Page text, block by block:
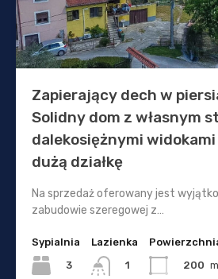
Zapierający dech w
Solidny dom z własnym
dalekosiężnymi
dużą działkę
Na sprzedaż oferowany jest
zabudowie szeregowej z…
Sypialnia
3
Lazienka
1
200